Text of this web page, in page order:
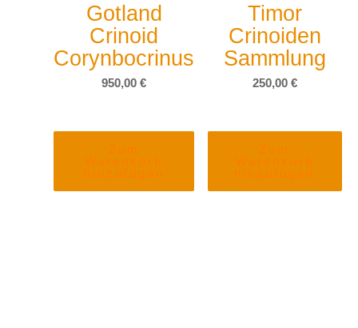
Gotland
Crinoid
Corynbocrinus
950,00€
Timor
Crinoiden
Sammlung
250,00 €